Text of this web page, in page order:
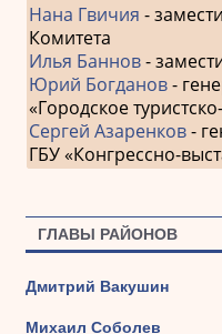
Нана Гвичия -
Комитета
Илья Баннов-
Юрий Богданов-
«Городское
Сергей Азаренков-
ГБУ «Конгрессно-
ГЛАВЫ РАЙОНОВ
Дмитрий Вакушин
Михаил Соболев